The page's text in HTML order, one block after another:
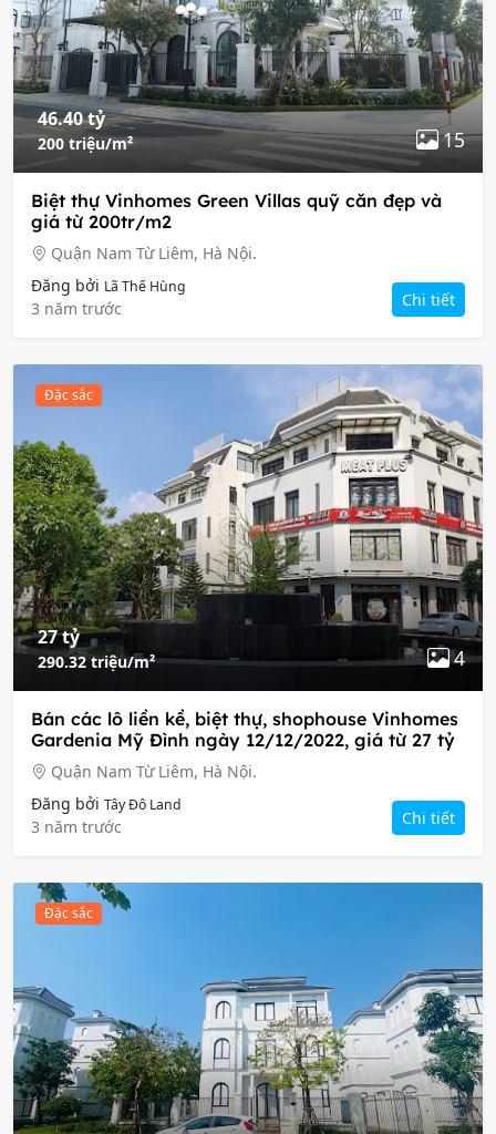
46.40 tỷ
200 triệu/m² 15
Biệt thự Vinhomes Green Villas quỹ căn đẹp và
giá từ 200tr/m2
Quận Nam Từ Liêm, Hà Nội.
Đăng bởi Lã Thế Hùng
3 năm trước Chi tiết
Đặc sắc
27 tỷ
290.32 triệu/m² 4
Bán các lô liền kề, biệt thự, shophouse Vinhomes
Gardenia Mỹ Đình ngày 12/12/2022, giá từ 27 tỷ
Quận Nam Từ Liêm, Hà Nội.
Đăng bởi Tây Đô Land
3 năm trước Chi tiết
Đặc sắc